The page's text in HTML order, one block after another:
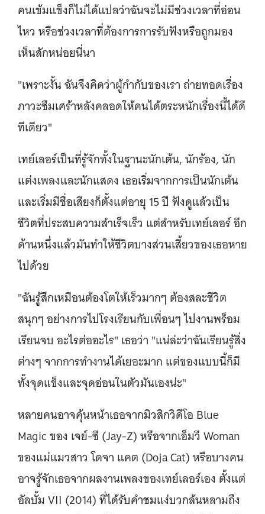
คนเข้มแข็งก็ไม่ได้แปลว่าฉันจะไม่มีช่วงเวลาที่อ่อน
ไหว หรือช่วงเวลาที่ต้องการการรับฟังหรือถูกมอง
เห็นสักหน่อยนี่นา
"เพราะงั้น ฉันจึงคิดว่าผู้กำกับของเรา ถ่ายทอดเรื่อง
ภาวะซึมเศร้าหลังคลอดให้คนได้ตระหนักเรื่องนี้ได้ดี
ทีเดียว"
เทย์เลอร์เป็นที่รู้จักทั้งในฐานะนักเต้น, นักร้อง, นัก
แต่งเพลงและนักแสดง เธอเริ่มจากการเป็นนักเต้น
และเริ่มมีชื่อเสียงก็ตั้งแต่อายุ 15 ปี ฟังดูแล้วเป็น
ชีวิตที่ประสบความสำเร็จเร็ว แต่สำหรับเทย์เลอร์ อีก
ด้านหนึ่งแล้วมันทำให้ชีวิตบางส่วนเสี้ยวของเธอหาย
ไปด้วย
"ฉันรู้สึกเหมือนต้องโตให้เร็วมากๆ ต้องสละชีวิต
สนุกๆ อย่างการไปโรงเรียนกับเพื่อนๆ ไปงานพร็อม
เรียนจบ อะไรต่ออะไร" เธอว่า "แน่ล่ะว่าฉันเรียนรู้สิ่ง
ต่างๆ จากการทำงานได้เยอะมาก แต่ของแบบนี้ก็มี
ทั้งจุดแข็งและจุดอ่อนในตัวมันเองน่ะ"
หลายคนอาจคุ้นหน้าเธอจากมิวสิกวิดีโอ Blue
Magic ของ เจย์-ซี (Jay-Z) หรือจากเอ็มวี Woman
ของแม่แมวสาว โดจา แคต (Doja Cat) หรือบางคน
อาจรู้จักเธอจากผลงานเพลงของเทย์เลอร์เอง ตั้งแต่
อัลบั้ม VII (2014) ที่ได้รับคำชมแง่บวกล้นหลามถึง